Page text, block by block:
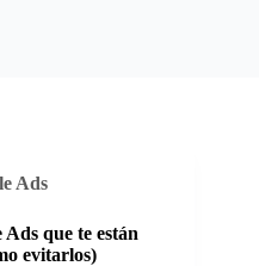
Ads
Ads que te están
evitarlos)